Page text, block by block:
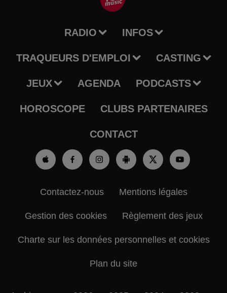
RADIO INFOS
TRAQUEURS D'EMPLOI CASTING
JEUX AGENDA PODCASTS
HOROSCOPE CLUBS PARTENAIRES
CONTACT
Contactez-nous Mentions légales
Gestion des cookies Règlement des jeux
Charte sur les données personnelles et cookies
Plan du site